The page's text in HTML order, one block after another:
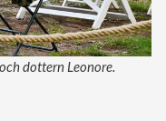
dottern Leonore.